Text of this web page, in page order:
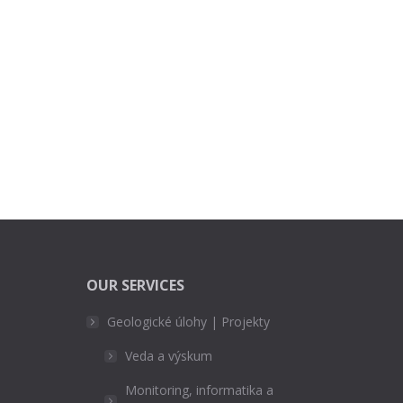
OUR SERVICES
Geologické úlohy | Projekty
Veda a výskum
Monitoring, informatika a